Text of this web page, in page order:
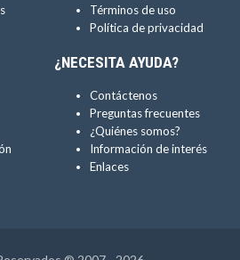
Términos de uso
Política de privacidad
¿NECESITA AYUDA?
Contáctenos
Preguntas frecuentes
¿Quiénes somos?
Información de interés
Enlaces